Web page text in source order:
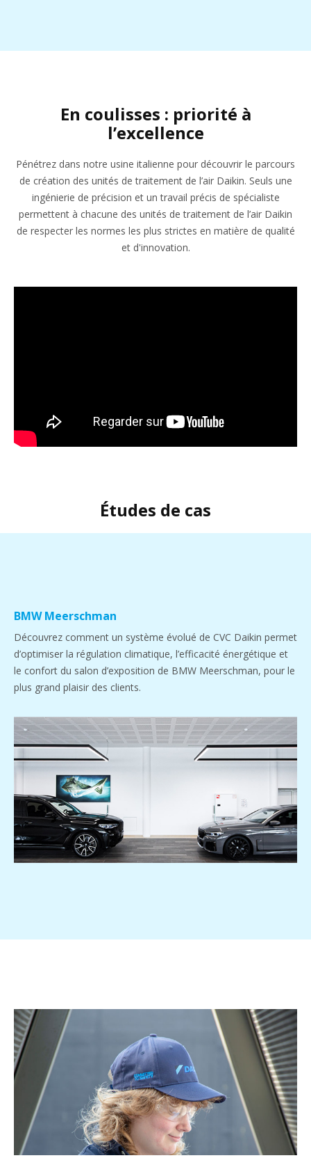
En coulisses : priorité à
l’excellence
Pénétrez dans notre usine italienne pour découvrir le parcours
de création des unités de traitement de l’air Daikin. Seuls une
ingénierie de précision et un travail précis de spécialiste
permettent à chacune des unités de traitement de l’air Daikin
de respecter les normes les plus strictes en matière de qualité
et d'innovation.
Études de cas
BMW Meerschman
Découvrez comment un système évolué de CVC Daikin permet
d’optimiser la régulation climatique, l’efficacité énergétique et
le confort du salon d’exposition de BMW Meerschman, pour le
plus grand plaisir des clients.